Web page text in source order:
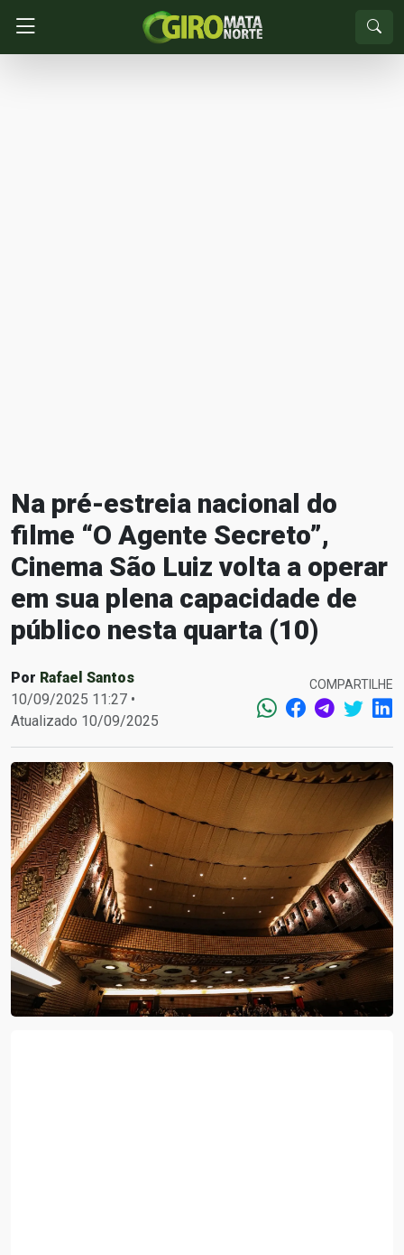
Na pré-estreia nacional do
filme “O Agente Secreto”,
Cinema São Luiz volta a operar
em sua plena capacidade de
público nesta quarta (10)
Por Rafael Santos
10/09/2025 11:27 •
Atualizado 10/09/2025
COMPARTILHE